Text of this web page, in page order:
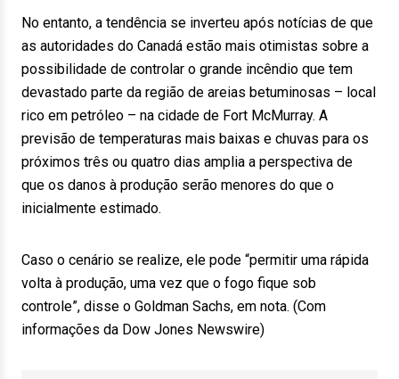
No entanto, a tendência se inverteu após notícias de que
as autoridades do Canadá estão mais otimistas sobre a
possibilidade de controlar o grande incêndio que tem
devastado parte da região de areias betuminosas – local
rico em petróleo – na cidade de Fort McMurray. A
previsão de temperaturas mais baixas e chuvas para os
próximos três ou quatro dias amplia a perspectiva de
que os danos à produção serão menores do que o
inicialmente estimado.
Caso o cenário se realize, ele pode “permitir uma rápida
volta à produção, uma vez que o fogo fique sob
controle”, disse o Goldman Sachs, em nota. (Com
informações da Dow Jones Newswire)